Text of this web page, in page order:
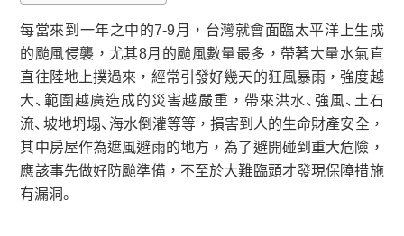
每當來到一年之中的7-9月，台灣就會面臨太平洋上生成
的颱風侵襲，尤其8月的颱風數量最多，帶著大量水氣直
直往陸地上撲過來，經常引發好幾天的狂風暴雨，強度越
大、範圍越廣造成的災害越嚴重，帶來洪水、強風、土石
流、坡地坍塌、海水倒灌等等，損害到人的生命財產安全，
其中房屋作為遮風避雨的地方，為了避開碰到重大危險，
應該事先做好防颱準備，不至於大難臨頭才發現保障措施
有漏洞。